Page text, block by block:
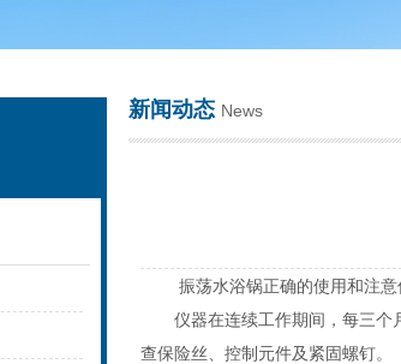
新闻动态 News
振荡水浴锅正确的使用和注意仪
仪器在连续工作期间，每三个月
查保险丝、控制元件及紧固螺钉。